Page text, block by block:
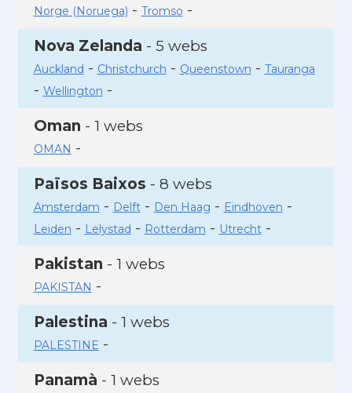
Norge (Noruega) - Tromso -
Nova Zelanda - 5 webs
Auckland - Christchurch - Queenstown - Tauranga
- Wellington -
Oman - 1 webs
OMAN -
Països Baixos - 8 webs
Amsterdam - Delft- Den Haag - Eindhoven -
Leiden - Lelystad - Rotterdam - Utrecht-
Pakistan - 1 webs
PAKISTAN -
Palestina - 1 webs
PALESTINE -
Panamà - 1 webs